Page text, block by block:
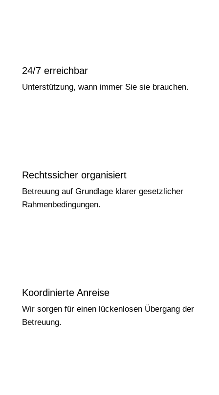
24/7 erreichbar
Unterstützung, wann immer Sie sie brauchen.
Rechtssicher organisiert
Betreuung auf Grundlage klarer gesetzlicher
Rahmenbedingungen.
Koordinierte Anreise
Wir sorgen für einen lückenlosen Übergang der
Betreuung.